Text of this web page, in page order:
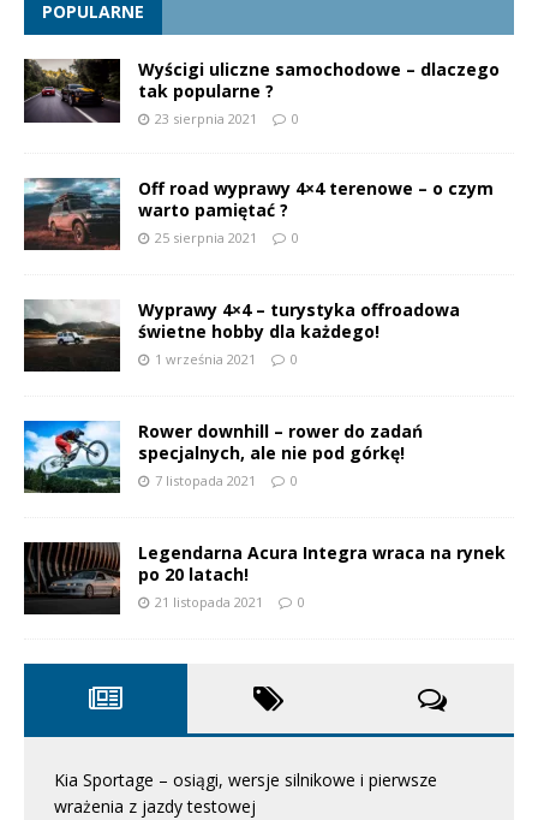
POPULARNE
Wyścigi uliczne samochodowe – dlaczego
tak popularne ?
23 sierpnia 2021 0
Off road wyprawy 4×4 terenowe – o czym
warto pamiętać ?
25 sierpnia 2021 0
Wyprawy 4×4 – turystyka offroadowa
świetne hobby dla każdego!
1 września 2021 0
Rower downhill – rower do zadań
specjalnych, ale nie pod górkę!
7 listopada 2021 0
Legendarna Acura Integra wraca na rynek
po 20 latach!
21 listopada 2021 0
Kia Sportage – osiągi, wersje silnikowe i pierwsze
wrażenia z jazdy testowej